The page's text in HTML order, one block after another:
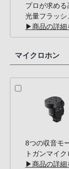
プロが求め
光量フラッシ
▶商品の詳細
マイクロホン
8つの収音モ
トガンマイ
▶商品の詳細